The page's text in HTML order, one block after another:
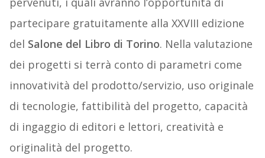
partecipare gratuitamente alla XXVIII edizione
del Salone del Libro di Torino. Nella valutazione
dei progetti si terrà conto di parametri come
innovatività del prodotto/servizio, uso originale
di tecnologie, fattibilità del progetto, capacità
di ingaggio di editori e lettori, creatività e
originalità del progetto.